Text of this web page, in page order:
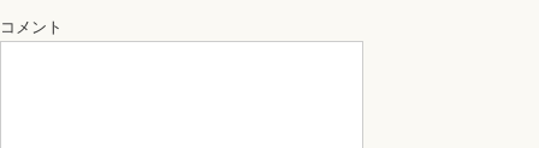
コメント